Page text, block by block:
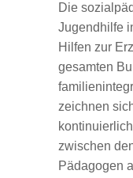
Die
Jugendhilfe
Hilfen zur
gesamten
zeichnen
zwischen
Pädagogen